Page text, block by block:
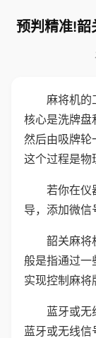
预判精准!韶
麻将机的
核心是洗牌盘
然后由吸牌轮
这个过程是物
若你在仪
导，添加微信
韶关麻将
般是指通过一
实现控制麻将
蓝牙或无
蓝牙或无线